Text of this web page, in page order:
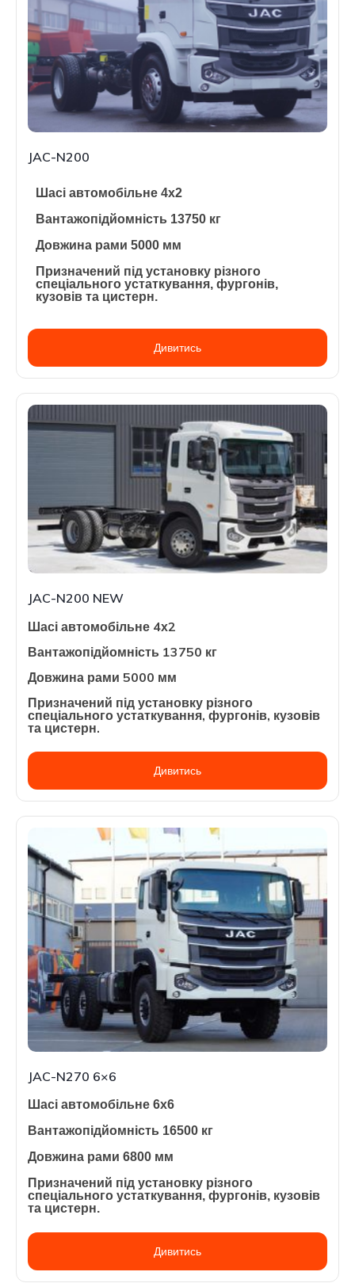
JAC-N200
Шасі автомобільне 4х2
Вантажопідйомність 13750 кг
Довжина рами 5000 мм
Призначений під установку різного
спеціального устаткування, фургонів,
кузовів та цистерн.
Дивитись
JAC-N200 NEW
Шасі автомобільне 4х2
Вантажопідйомність 13750 кг
Довжина рами 5000 мм
Призначений під установку різного
спеціального устаткування, фургонів, кузовів
та цистерн.
Дивитись
JAC-N270 6×6
Шасі автомобільне 6х6
Вантажопідйомність 16500 кг
Довжина рами 6800 мм
Призначений під установку різного
спеціального устаткування, фургонів, кузовів
та цистерн.
Дивитись